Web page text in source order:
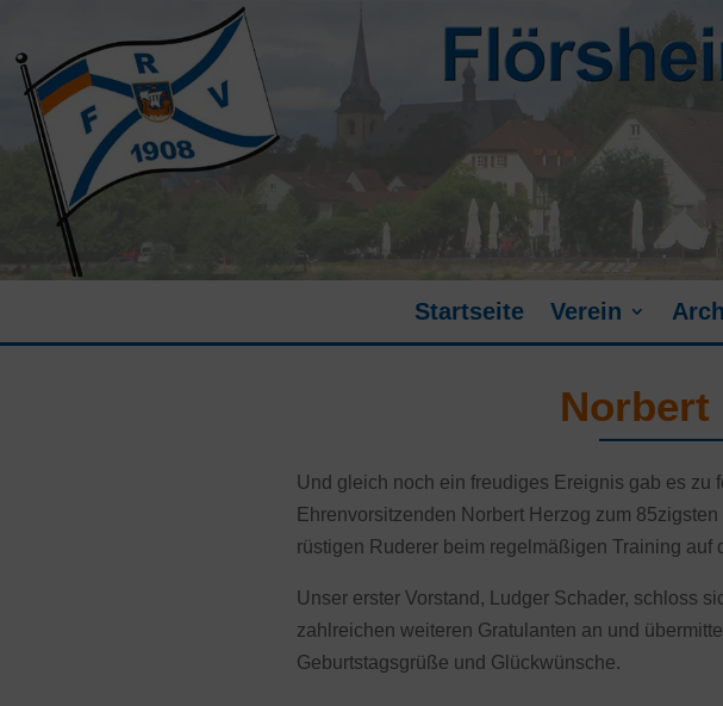
Startseite Verein
Norbert
Und gleich noch ein freudiges Ereignis gab es zu
Ehrenvorsitzenden Norbert Herzog zum
rüstigen Ruderer beim regelmäßigen Training auf
Unser erster Vorstand, Ludger Schader, schloss
zahlreichen weiteren Gratulanten an und
Geburtstagsgrüße und Glückwünsche.